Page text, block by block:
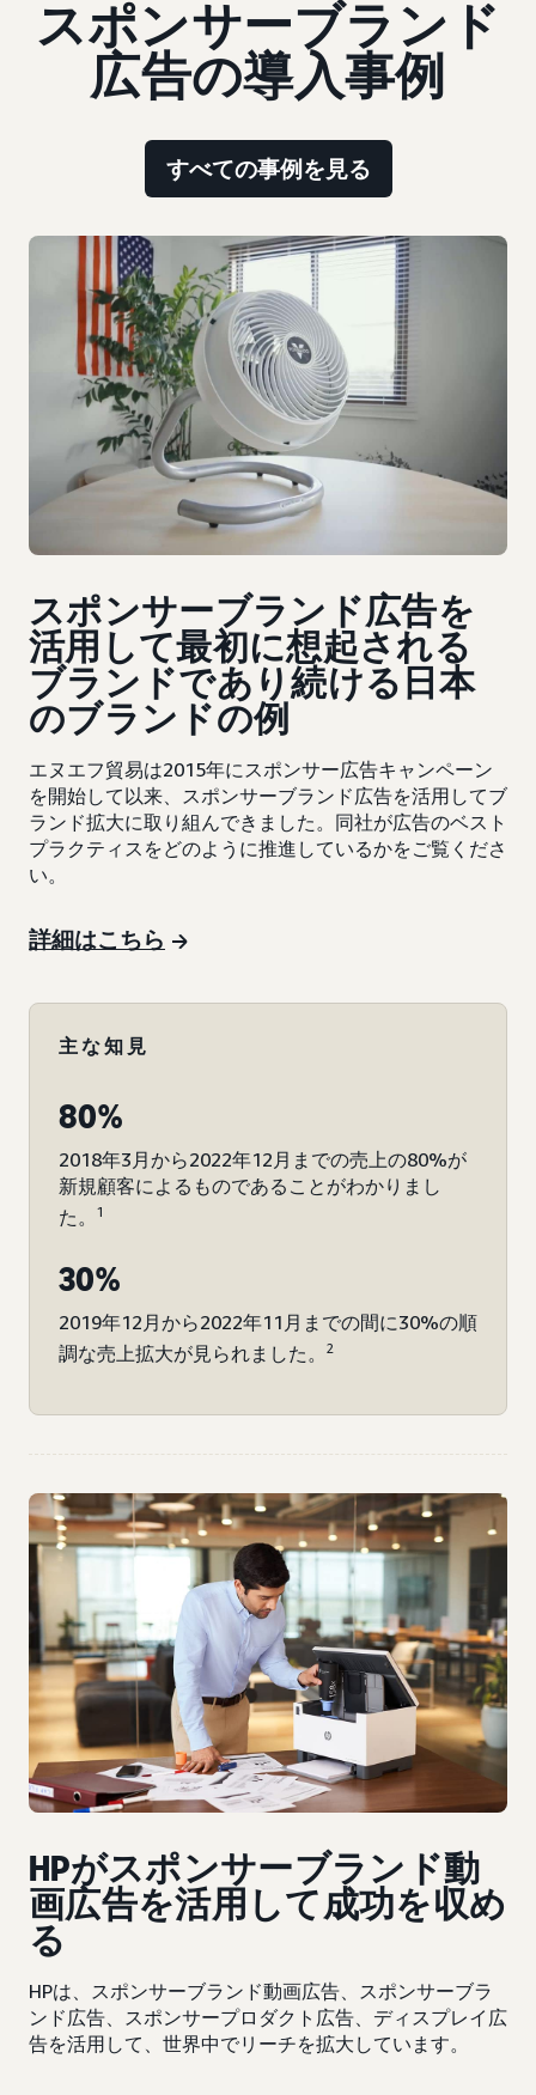
スポンサーブランド
広告の導入事例
すべての事例を見る
スポンサーブランド広告を
活用して最初に想起される
ブランドであり続ける日本
のブランドの例
エヌエフ貿易は2015年にスポンサー広告キャンペーン
を開始して以来、スポンサーブランド広告を活用してブ
ランド拡大に取り組んできました。同社が広告のベスト
プラクティスをどのように推進しているかをご覧くださ
い。
詳細はこちら
主な知見
80%
2018年3月から2022年12月までの売上の80%が
新規顧客によるものであることがわかりまし
た。
1
30%
2019年12月から2022年11月までの間に30%の順
調な売上拡大が見られました。
2
HPがスポンサーブランド動
画広告を活用して成功を収め
る
HPは、スポンサーブランド動画広告、スポンサーブラ
ンド広告、スポンサープロダクト広告、ディスプレイ広
告を活用して、世界中でリーチを拡大しています。